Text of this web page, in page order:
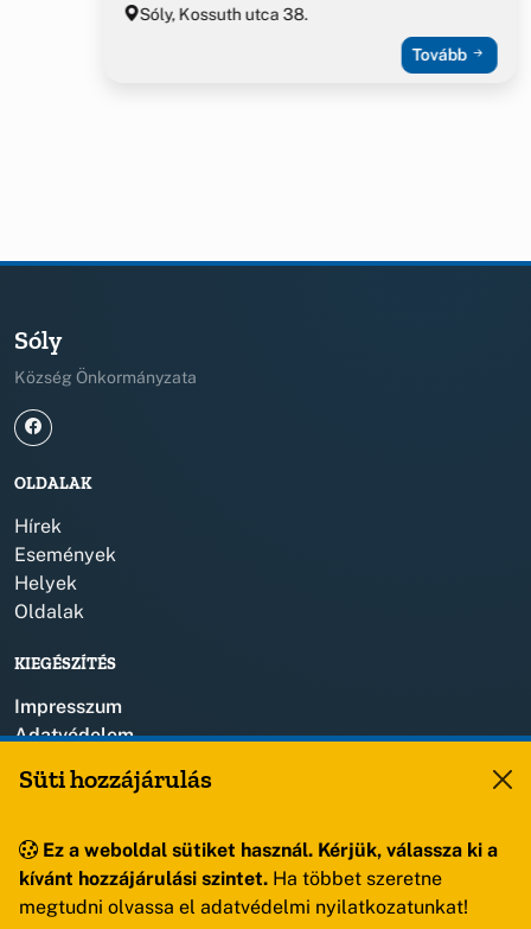
Sóly, Kossuth utca 38.
Tovább
Sóly
Község Önkormányzata
OLDALAK
Hírek
Események
Helyek
Oldalak
KIEGÉSZÍTÉS
Impresszum
Adatvédelem
+36 88 459 150
8193 Sóly, Kossuth Lajos u.57.
Süti hozzájárulás
Ez a weboldal sütiket használ. Kérjük, válassza ki a
kívánt hozzájárulási szintet. Ha többet szeretne
megtudni olvassa el adatvédelmi nyilatkozatunkat!